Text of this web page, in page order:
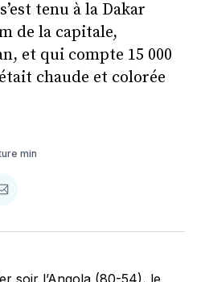
tenu à la Dakar
de la capitale,
et qui compte 15 000
chaude et colorée
min
Partager
Courriel
soir l’Angola (80-54), le